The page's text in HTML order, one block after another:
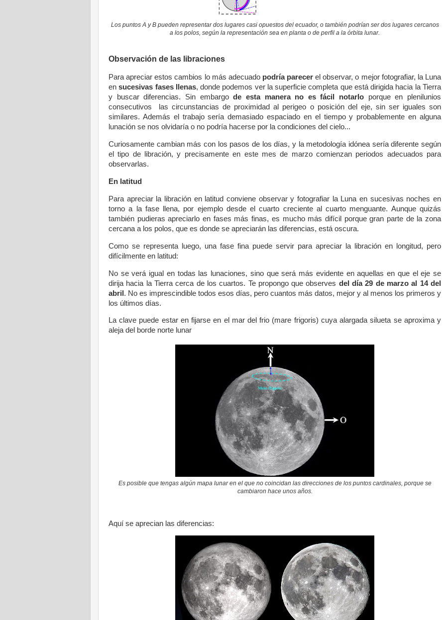
Los puntos A y B pueden representar dos lugares casi opuestos del ecuador, o también podrían ser dos lugares cercanos
a los polos, según la representación sea en planta o de perfil a la órbita lunar.
Observación de las libraciones
Para apreciar estos cambios lo más adecuado podría parecer el observar, o mejor fotografiar, la Luna
ensucesivas fases llenas, donde podemos ver la superficie completa que está dirigida hacia la Tierra
y buscar diferencias. Sin embargode esta manera no es fácil notarlo porque en plenilunios
consecutivos las circunstancias de proximidad al perigeo o posición del eje, sin ser iguales son
similares. Además el trabajo sería demasiado espaciado en el tiempo y probablemente en alguna
lunación se nos olvidaría o no podría hacerse por la condiciones del cielo...
Curiosamente cambian más con los pasos de los días, y la metodología idónea sería diferente según
el tipo de libración, y precisamente en este mes de marzo comienzan periodos adecuados para
observarlas.
En latitud
Para apreciar la libración en latitud conviene observar y fotografiar la Luna en sucesivas noches en
torno a la fase llena, por ejemplo desde el cuarto creciente al cuarto menguante. Aunque quizás
también pudieras apreciarlo en fases más finas, es mucho más difícil porque gran parte de la zona
cercana a los polos, que es donde se apreciarán las diferencias, está oscura.
Como se representa luego, una fase fina puede servir para apreciar la libración en longitud, pero
difícilmente en latitud:
No se verá igual en todas las lunaciones, sino que será más evidente en aquellas en que el eje se
dirija hacia la Tierra cerca de los cuartos. Te propongo que observes del día 29 de marzo al 14 del
abril. No es imprescindible todos esos días, pero cuantos más datos, mejor y al menos los primeros y
los últimos días.
La clave puede estar en fijarse en el mar del frio (mare frigoris) cuya alargada silueta se aproxima y
aleja del borde norte lunar
Es posible que tengas algún mapa lunar en el que no coincidan las direcciones de los puntos cardinales, porque se
cambiaron hace unos años.
Aquí se aprecian las diferencias: